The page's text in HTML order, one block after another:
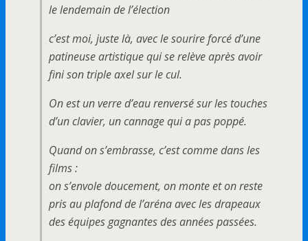
le lendemain de l’élection
c’est moi, juste là, avec le sourire forcé d’une
patineuse artistique qui se relève après avoir
fini son triple axel sur le cul.
On est un verre d’eau renversé sur les touches
d’un clavier, un cannage qui a pas poppé.
Quand on s’embrasse, c’est comme dans les
films :
on s’envole doucement, on monte et on reste
pris au plafond de l’aréna avec les drapeaux
des équipes gagnantes des années passées.